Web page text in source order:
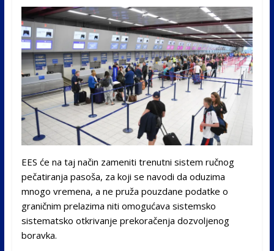
EES će na taj način zameniti trenutni sistem ručnog
pečatiranja pasoša, za koji se navodi da oduzima
mnogo vremena, a ne pruža pouzdane podatke o
graničnim prelazima niti omogućava sistemsko
sistematsko otkrivanje prekoračenja dozvoljenog
boravka.